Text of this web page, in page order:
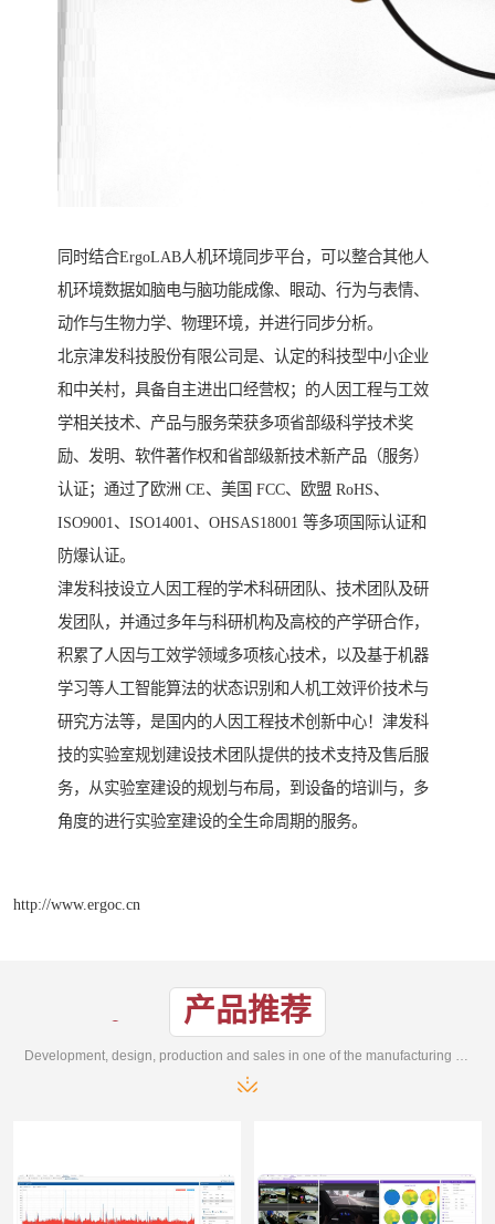
同时结合ErgoLAB人机环境同步平台，可以整合其他人
机环境数据如脑电与脑功能成像、眼动、行为与表情、
动作与生物力学、物理环境，并进行同步分析。
北京津发科技股份有限公司是、认定的科技型中小企业
和中关村，具备自主进出口经营权；的人因工程与工效
学相关技术、产品与服务荣获多项省部级科学技术奖
励、发明、软件著作权和省部级新技术新产品（服务）
认证；通过了欧洲 CE、美国 FCC、欧盟 RoHS、
ISO9001、ISO14001、OHSAS18001 等多项国际认证和
防爆认证。
津发科技设立人因工程的学术科研团队、技术团队及研
发团队，并通过多年与科研机构及高校的产学研合作，
积累了人因与工效学领域多项核心技术，以及基于机器
学习等人工智能算法的状态识别和人机工效评价技术与
研究方法等，是国内的人因工程技术创新中心！津发科
技的实验室规划建设技术团队提供的技术支持及售后服
务，从实验室建设的规划与布局，到设备的培训与，多
角度的进行实验室建设的全生命周期的服务。
http://www.ergoc.cn
产品推荐
Development, design, production and sales in one of the manufacturing enterprises